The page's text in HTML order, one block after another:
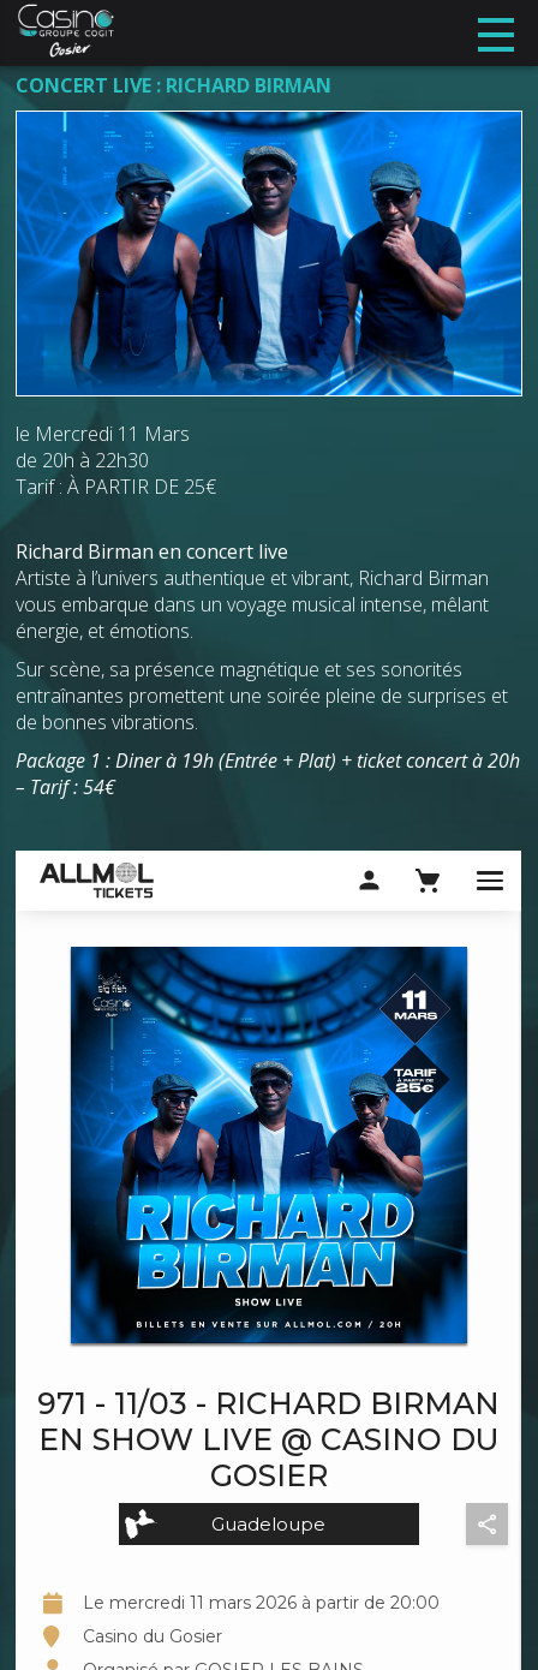
CONCERT LIVE : RICHARD BIRMAN
le Mercredi 11 Mars
de 20h à 22h30
Tarif : À PARTIR DE 25€
Richard Birman en concert live
Artiste à l’univers authentique et vibrant, Richard Birman
vous embarque dans un voyage musical intense, mêlant
énergie, et émotions.
Sur scène, sa présence magnétique et ses sonorités
entraînantes promettent une soirée pleine de surprises et
de bonnes vibrations.
Package 1 : Diner à 19h (Entrée + Plat) + ticket concert à 20h
– Tarif : 54€